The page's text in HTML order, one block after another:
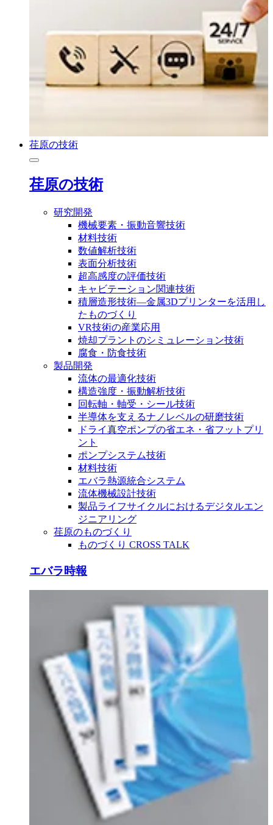
荏原の技術
荏原の技術
研究開発
機械要素・振動音響技術
材料技術
数値解析技術
表面分析技術
超高感度の評価技術
キャビテーション関連技術
積層造形技術―金属3Dプリンターを活用し
たものづくり
VR技術の産業応用
焼却プラントのシミュレーション技術
腐食・防食技術
製品開発
流体の最適化技術
構造強度・振動解析技術
回転軸・軸受・シール技術
半導体を支えるナノレベルの研磨技術
ドライ真空ポンプの省エネ・省フットプリ
ント
ポンプシステム技術
材料技術
エバラ熱源統合システム
流体機械設計技術
製品ライフサイクルにおけるデジタルエン
ジニアリング
荏原のものづくり
ものづくり CROSS TALK
エバラ時報